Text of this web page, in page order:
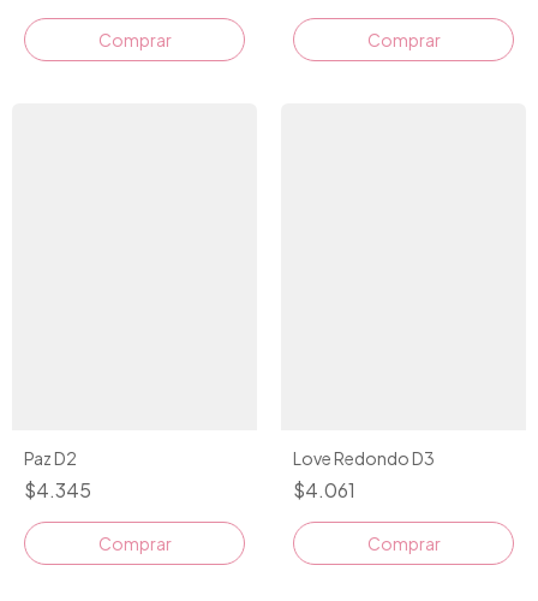
Comprar Comprar
Paz D2
$4.345
Comprar
Love Redondo D3
$4.061
Comprar